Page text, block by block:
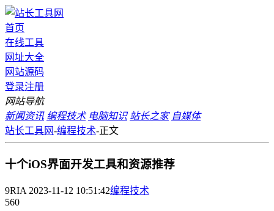
首页
在线工具
网址大全
网站源码
登录注册
网站导航
新闻资讯 编程技术 电脑知识 站长之家 自媒体
站长工具网-编程技术-正文
十个iOS界面开发工具和资源推荐
9RIA2023-11-12 10:51:42编程技术
560